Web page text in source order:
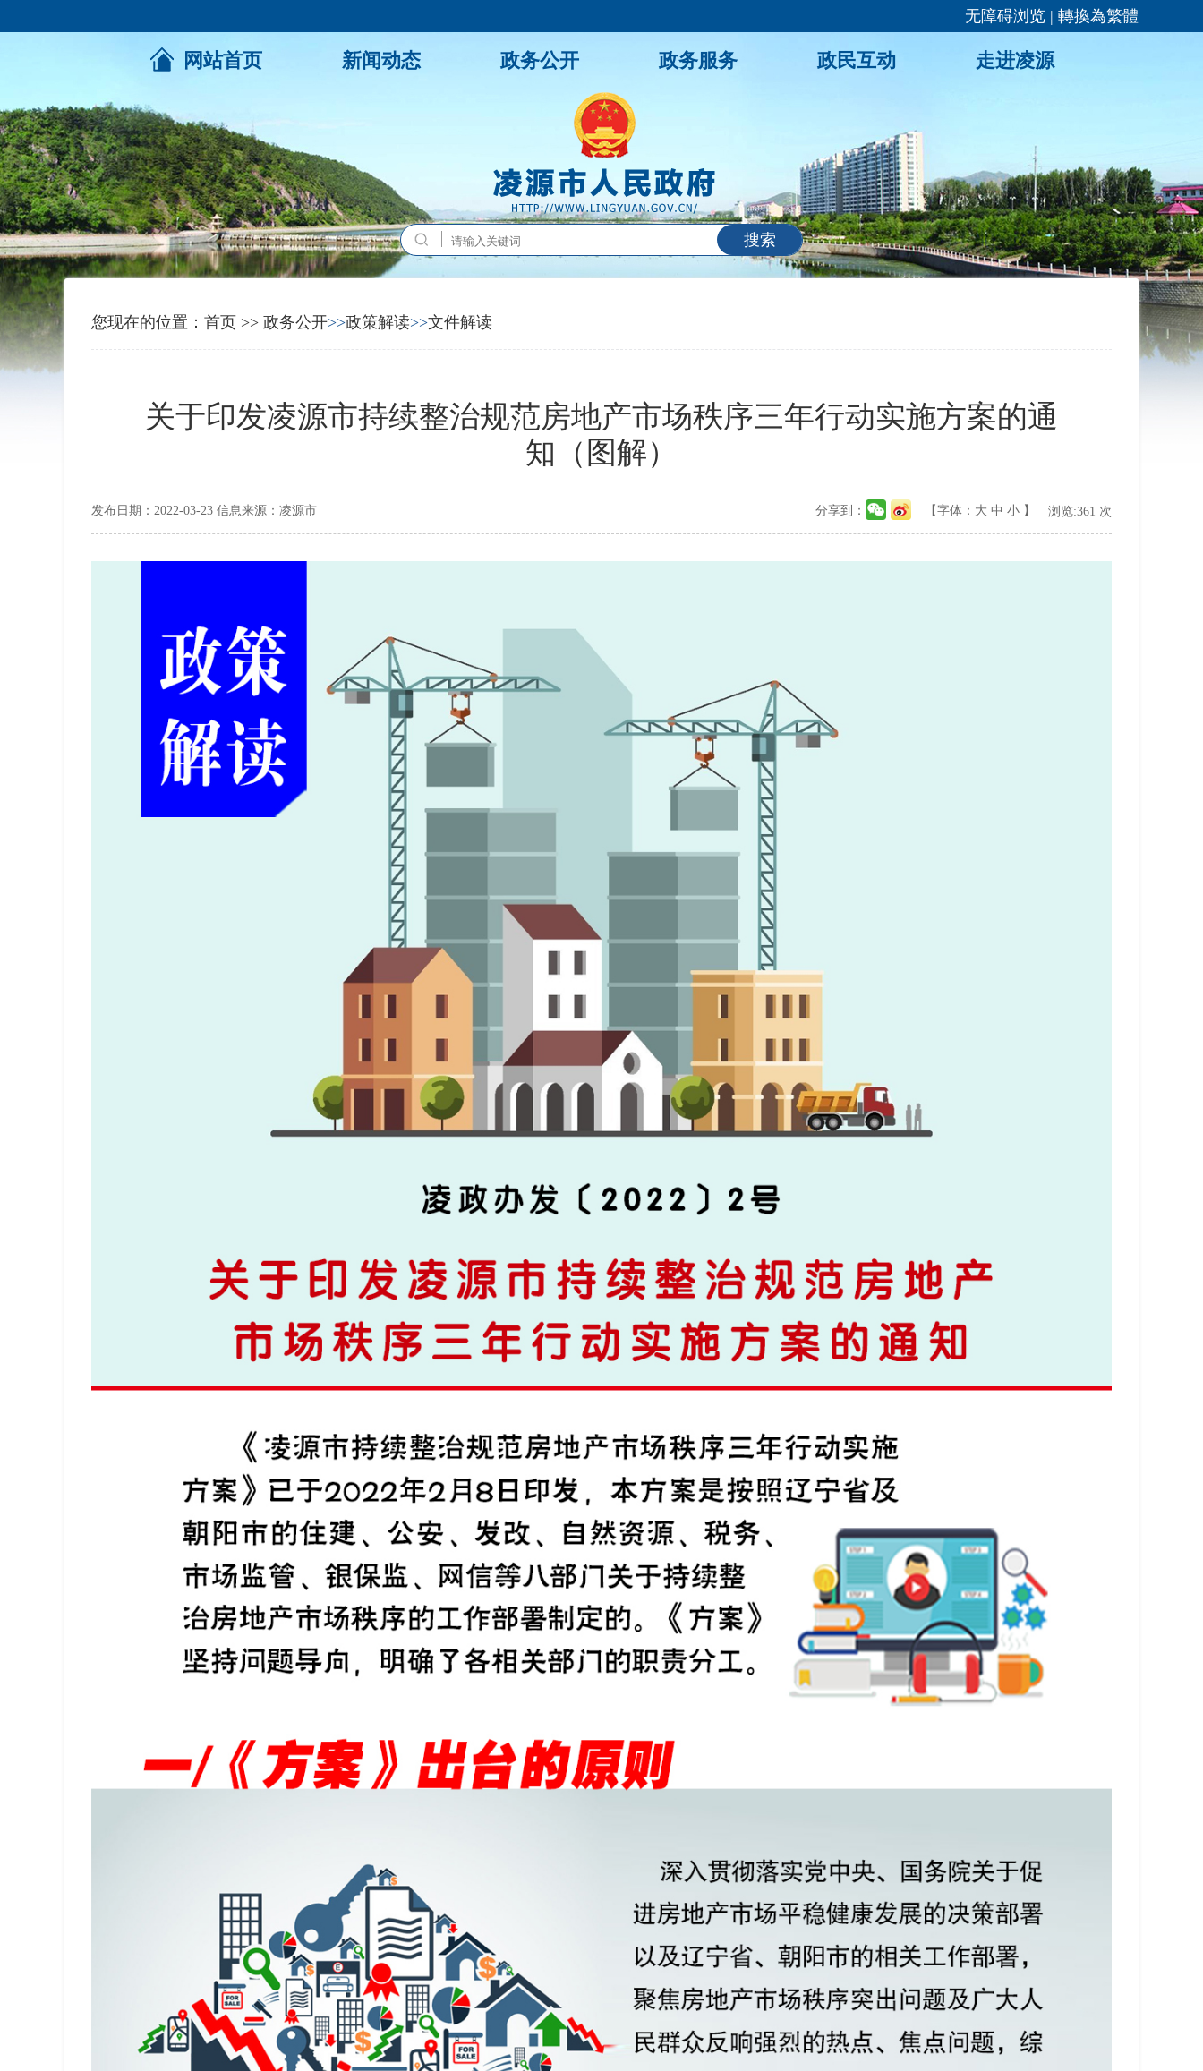
无障碍浏览 | 轉換為繁體
网站首页 新闻动态 政务公开 政务服务 政民互动 走进凌源
搜索
您现在的位置： 首页 >> 政务公开>>政策解读>>文件解读
关于印发凌源市持续整治规范房地产市场秩序三年行动实施方案的通
知（图解）
发布日期：2022-03-23 信息来源：凌源市 【字体： 大 中 小 】 浏览:361 次
分享到：